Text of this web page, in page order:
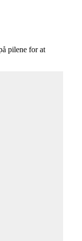
pilene for at